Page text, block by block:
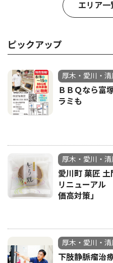
エリア一
ピックアップ
厚木・愛川・清
ＢＢＱなら富
ラミも
厚木・愛川・清
愛川町 菓匠
リニューアル
価高対策」
厚木・愛川・清
下肢静脈瘤治